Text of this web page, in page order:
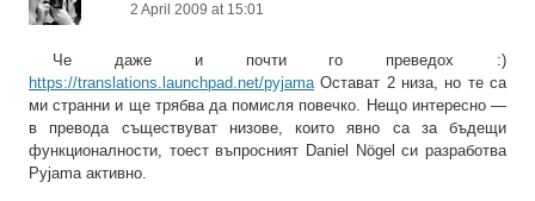
2 April 2009 at 15:01
Че даже и почти го преведох :)
https://translations.launchpad.net/pyjamaОстават 2 низа, но те са
ми странни и ще трябва да помисля повечко. Нещо интересно —
в превода съществуват низове, които явно са за бъдещи
функционалности, тоест въпросният Daniel Nögel си разработва
Pyjama активно.